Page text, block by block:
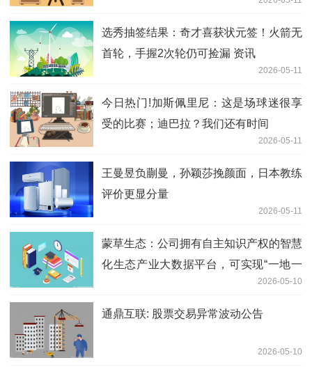
选秀抽签结果：奇才喜获状元签！火箭无
首轮，手握2次轮仍可捡漏 资讯
2026-05-11
今日热门!加斯佩里尼：这是场球迷很享
受的比赛；迪巴拉？我们还有时间
2026-05-11
王曼昱负蒯曼，孙颖莎挽颜面，日本教练
评价更显分量
2026-05-11
蒙草生态：公司拥有自主知识产权的智慧
化生态产业大数据平台，可实现“一地一
2026-05-10
通鼎互联: 股票交易异常波动公告
2026-05-10